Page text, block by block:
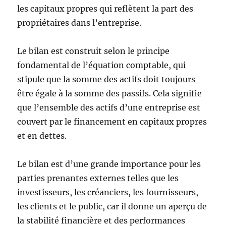
les capitaux propres qui reflètent la part des
propriétaires dans l’entreprise.
Le bilan est construit selon le principe
fondamental de l’équation comptable, qui
stipule que la somme des actifs doit toujours
être égale à la somme des passifs. Cela signifie
que l’ensemble des actifs d’une entreprise est
couvert par le financement en capitaux propres
et en dettes.
Le bilan est d’une grande importance pour les
parties prenantes externes telles que les
investisseurs, les créanciers, les fournisseurs,
les clients et le public, car il donne un aperçu de
la stabilité financière et des performances